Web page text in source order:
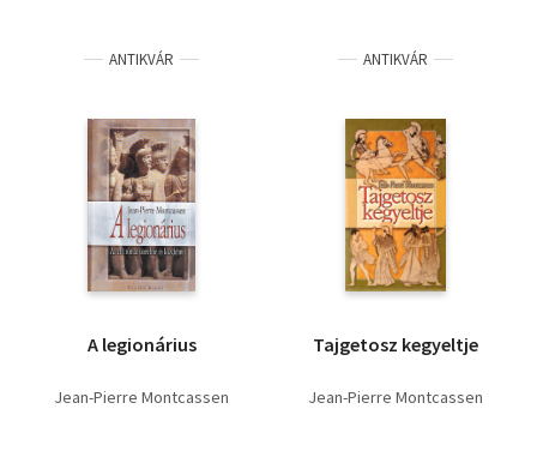
ANTIKVÁR
A legionárius
Jean-Pierre Montcassen
ANTIKVÁR
Tajgetosz kegyeltje
Jean-Pierre Montcassen